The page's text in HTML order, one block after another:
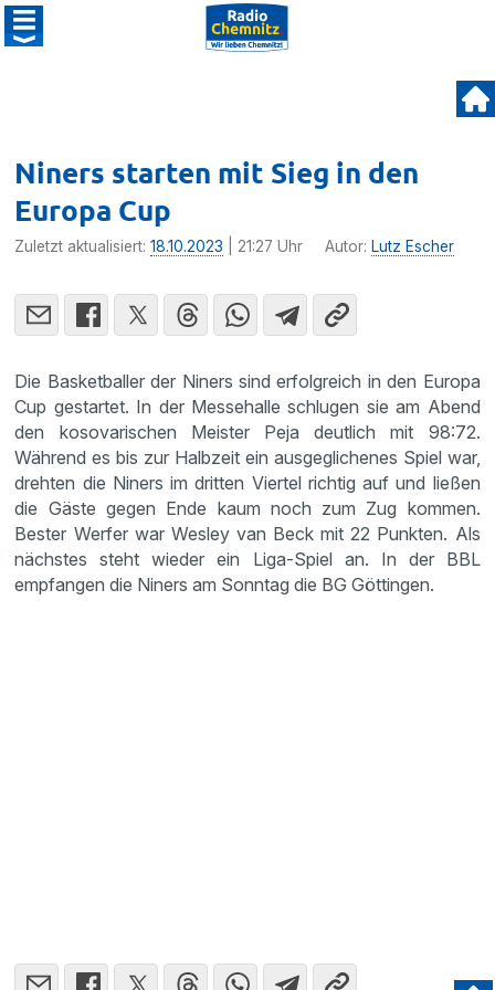
Niners starten mit Sieg in den
Europa Cup
Zuletzt aktualisiert:18.10.2023 | 21:27 Uhr Autor: Lutz Escher
Die Basketballer der Niners sind erfolgreich in den Europa
Cup gestartet. In der Messehalle schlugen sie am Abend
den kosovarischen Meister Peja deutlich mit 98:72.
Während es bis zur Halbzeit ein ausgeglichenes Spiel war,
drehten die Niners im dritten Viertel richtig auf und ließen
die Gäste gegen Ende kaum noch zum Zug kommen.
Bester Werfer war Wesley van Beck mit 22 Punkten. Als
nächstes steht wieder ein Liga-Spiel an. In der BBL
empfangen die Niners am Sonntag die BG Göttingen.